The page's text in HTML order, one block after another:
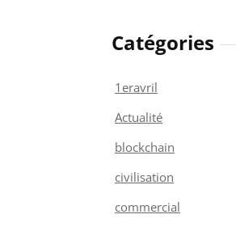
Catégories
1eravril
Actualité
blockchain
civilisation
commercial